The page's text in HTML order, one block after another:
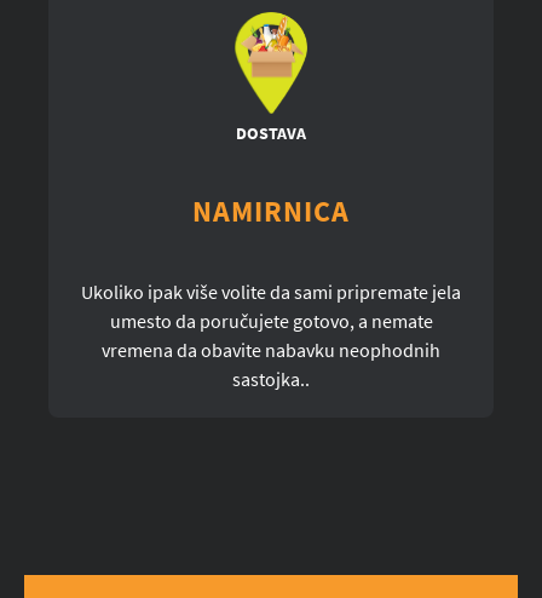
DOSTAVA
NAMIRNICA
Ukoliko ipak više volite da sami pripremate jela
umesto da poručujete gotovo, a nemate
vremena da obavite nabavku neophodnih
sastojka..